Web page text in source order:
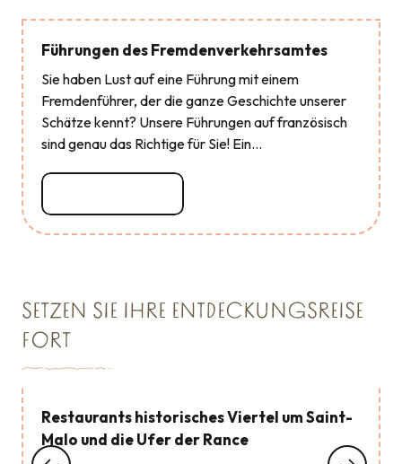
Führungen des Fremdenverkehrsamtes
Sie haben Lust auf eine Führung mit einem
Fremdenführer, der die ganze Geschichte unserer
Schätze kennt? Unsere Führungen auf französisch
sind genau das Richtige für Sie! Ein...
SETZEN SIE IHRE ENTDECKUNGSREISE
FORT
Restaurants historisches Viertel um Saint-
Malo und die Ufer der Rance